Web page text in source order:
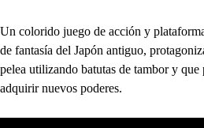
Un colorido juego de acción y
de fantasía del Japón antiguo,
pelea utilizando batutas de tambor y que
adquirir nuevos poderes.